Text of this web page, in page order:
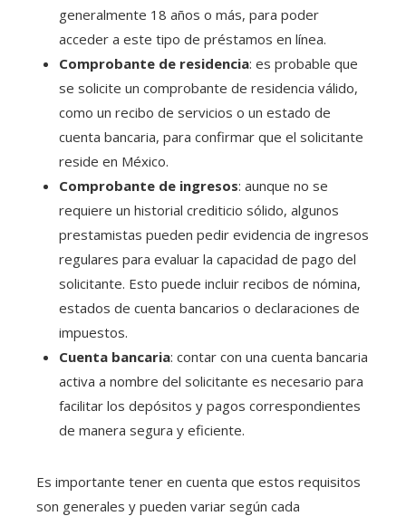
generalmente 18 años o más, para poder
acceder a este tipo de préstamos en línea.
Comprobante de residencia: es probable que
se solicite un comprobante de residencia válido,
como un recibo de servicios o un estado de
cuenta bancaria, para confirmar que el solicitante
reside en México.
Comprobante de ingresos: aunque no se
requiere un historial crediticio sólido, algunos
prestamistas pueden pedir evidencia de ingresos
regulares para evaluar la capacidad de pago del
solicitante. Esto puede incluir recibos de nómina,
estados de cuenta bancarios o declaraciones de
impuestos.
Cuenta bancaria: contar con una cuenta bancaria
activa a nombre del solicitante es necesario para
facilitar los depósitos y pagos correspondientes
de manera segura y eficiente.
Es importante tener en cuenta que estos requisitos
son generales y pueden variar según cada